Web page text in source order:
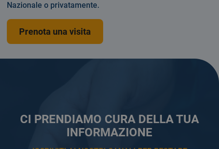
CI PRENDIAMO CURA DELLA TUA
INFORMAZIONE
Nazionale o privatamente.
Prenota una visita